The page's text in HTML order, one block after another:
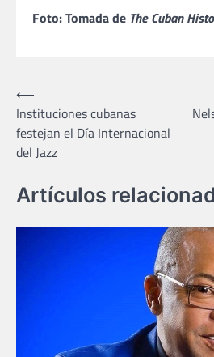
Foto: Tomada de The Cuban
Navegación
de
entradas
⟵
Instituciones cubanas
festejan el Día Internacional
del Jazz
Artículos